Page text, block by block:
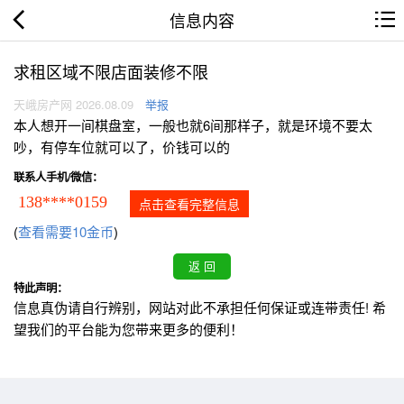
信息内容
求租区域不限店面装修不限
天峨房产网 2026.08.09 举报
本人想开一间棋盘室，一般也就6间那样子，就是环境不要太
吵，有停车位就可以了，价钱可以的
联系人手机/微信：
138****0159 点击查看完整信息
(查看需要10金币)
特此声明：
信息真伪请自行辨别，网站对此不承担任何保证或连带责任! 希
望我们的平台能为您带来更多的便利！